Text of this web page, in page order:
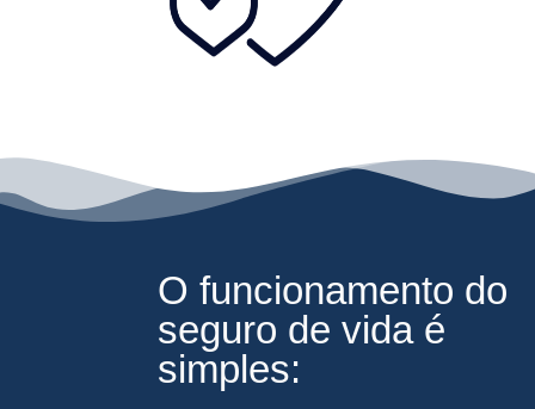
O funcionamento do
seguro de vida é
simples: